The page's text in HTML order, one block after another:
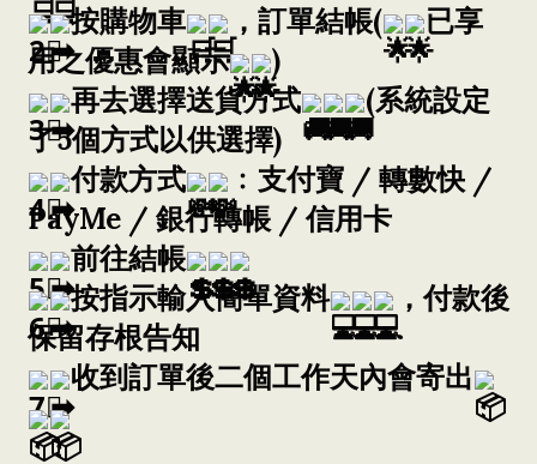
按購物車 ，訂單結帳(
已享
用之優惠會顯示
)
再去選擇送貨方式
(系統設定
了5個方式以供選擇)
付款方式
﹕支付寶 / 轉數快 /
PayMe / 銀行轉帳 / 信用卡
前往結帳
按指示輸入簡單資料
，付款後
保留存根告知
收到訂單後二個工作天內會寄出